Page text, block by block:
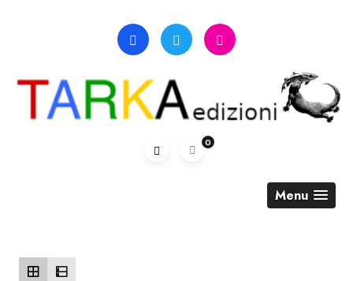
0
Menu